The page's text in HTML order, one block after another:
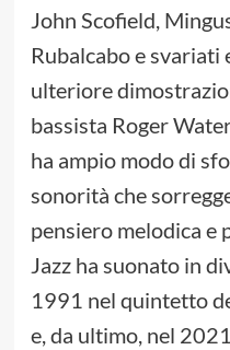
John Scofield,
Rubalcabo e svariati
ulteriore
bassista Roger
ha ampio modo di
sonorità che
pensiero melodica e
Jazz ha suonato in
1991 nel quintetto
e, da ultimo, nel